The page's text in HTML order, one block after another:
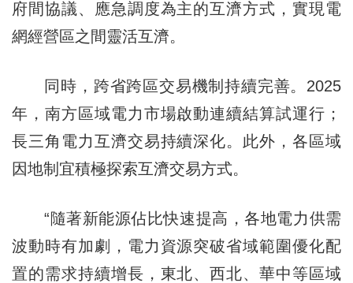
府間協議、應急調度為主的互濟方式，實現電
網經營區之間靈活互濟。
同時，跨省跨區交易機制持續完善。2025
年，南方區域電力市場啟動連續結算試運行；
長三角電力互濟交易持續深化。此外，各區域
因地制宜積極探索互濟交易方式。
“隨著新能源佔比快速提高，各地電力供需
波動時有加劇，電力資源突破省域範圍優化配
置的需求持續增長，東北、西北、華中等區域